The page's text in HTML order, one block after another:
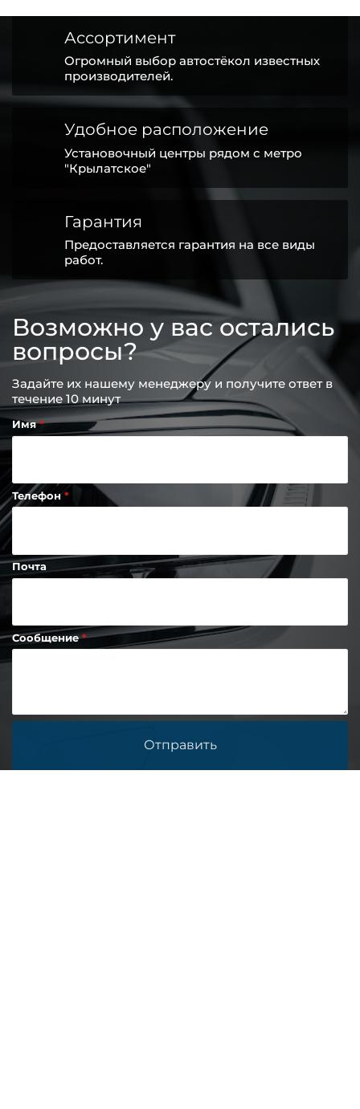
Ассортимент
Огромный выбор автостёкол известных
производителей.
Удобное расположение
Установочный центры рядом с метро
"Крылатское"
Гарантия
Предоставляется гарантия на все виды
работ.
Возможно у вас остались
вопросы?
Задайте их нашему менеджеру и получите ответ в
течение 10 минут
Имя
Телефон
Почта
Сообщение